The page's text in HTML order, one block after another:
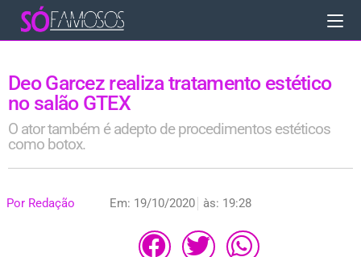
Deo Garcez realiza tratamento estético
no salão GTEX
O ator também é adepto de procedimentos estéticos
como botox.
Por Redação Em: 19/10/2020 às: 19:28